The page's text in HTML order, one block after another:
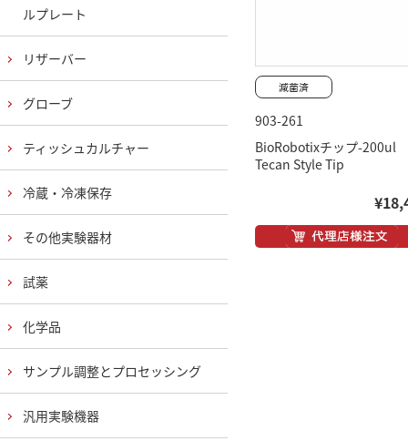
903-261
BioRobotixチップ-200ul
Tecan Style Tip
ルプレート
リザーバー
グローブ
ティッシュカルチャー
冷蔵・冷凍保存
その他実験器材
試薬
化学品
サンプル調整とプロセッシング
汎用実験機器